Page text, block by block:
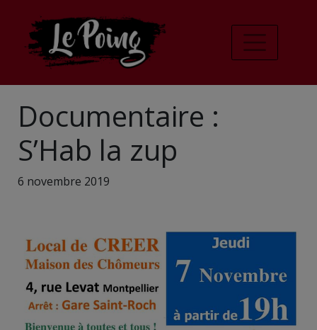
Documentaire :
S’Hab la zup
6 novembre 2019